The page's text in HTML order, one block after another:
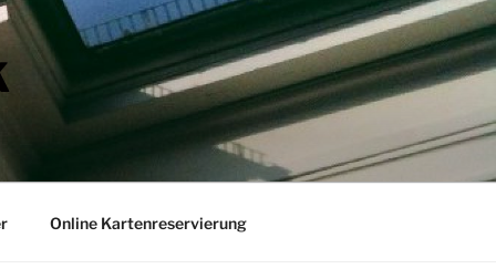
Online Kartenreservierung